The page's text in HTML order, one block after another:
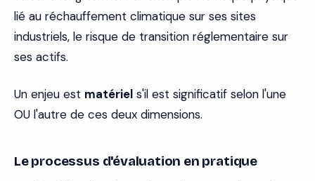
lié au réchauffement climatique sur ses sites
industriels, le risque de transition réglementaire sur
ses actifs.
Un enjeu est matériel s'il est significatif selon l'une
OU l'autre de ces deux dimensions.
Le processus d'évaluation en pratique